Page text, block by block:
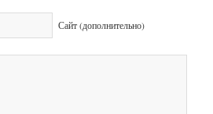
Сайт (дополнительно)